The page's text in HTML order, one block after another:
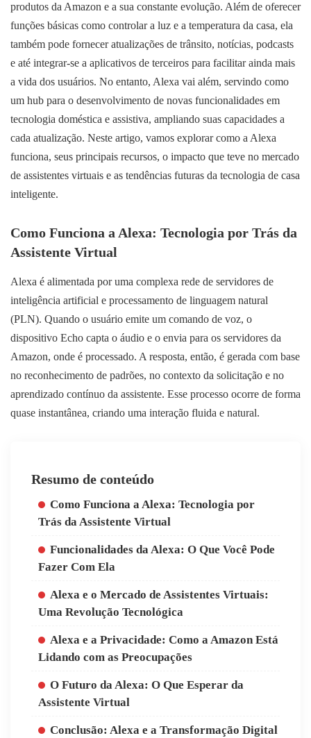
produtos da Amazon e a sua constante evolução. Além de oferecer
funções básicas como controlar a luz e a temperatura da casa, ela
também pode fornecer atualizações de trânsito, notícias, podcasts
e até integrar-se a aplicativos de terceiros para facilitar ainda mais
a vida dos usuários. No entanto, Alexa vai além, servindo como
um hub para o desenvolvimento de novas funcionalidades em
tecnologia doméstica e assistiva, ampliando suas capacidades a
cada atualização. Neste artigo, vamos explorar como a Alexa
funciona, seus principais recursos, o impacto que teve no mercado
de assistentes virtuais e as tendências futuras da tecnologia de casa
inteligente.
Como Funciona a Alexa: Tecnologia por Trás da
Assistente Virtual
Alexa é alimentada por uma complexa rede de servidores de
inteligência artificial e processamento de linguagem natural
(PLN). Quando o usuário emite um comando de voz, o
dispositivo Echo capta o áudio e o envia para os servidores da
Amazon, onde é processado. A resposta, então, é gerada com base
no reconhecimento de padrões, no contexto da solicitação e no
aprendizado contínuo da assistente. Esse processo ocorre de forma
quase instantânea, criando uma interação fluida e natural.
Resumo de conteúdo
Como Funciona a Alexa: Tecnologia por
Trás da Assistente Virtual
Funcionalidades da Alexa: O Que Você Pode
Fazer Com Ela
Alexa e o Mercado de Assistentes Virtuais:
Uma Revolução Tecnológica
Alexa e a Privacidade: Como a Amazon Está
Lidando com as Preocupações
O Futuro da Alexa: O Que Esperar da
Assistente Virtual
Conclusão: Alexa e a Transformação Digital